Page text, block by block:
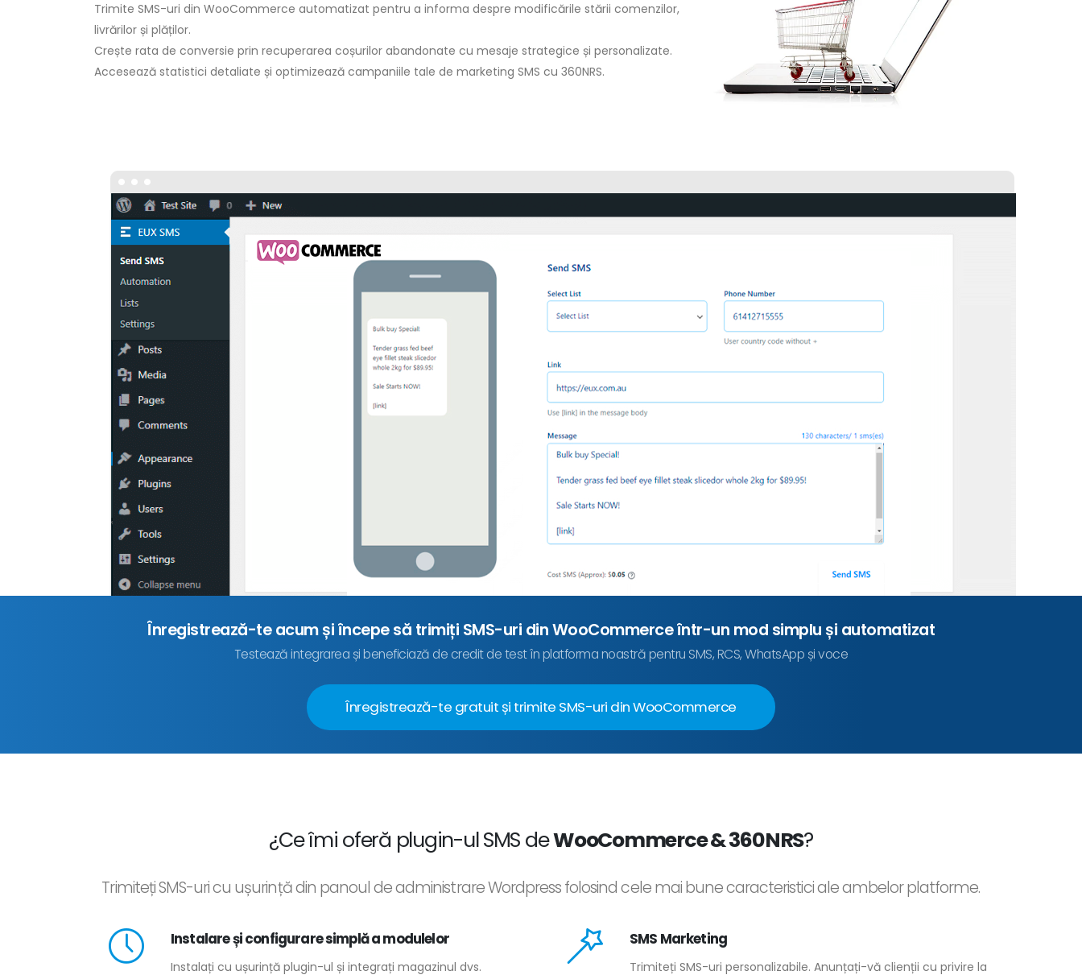
Trimite SMS-uri din WooCommerce automatizat pentru a informa despre modificările stării comenzilor,
livrărilor și plăților.
Crește rata de conversie prin recuperarea coșurilor abandonate cu mesaje strategice și personalizate.
Accesează statistici detaliate și optimizează campaniile tale de marketing SMS cu 360NRS.
Înregistrează-te acum și începe să trimiți SMS-uri din WooCommerce într-un mod simplu și automatizat
Testează integrarea și beneficiază de credit de test în platforma noastră pentru SMS, RCS, WhatsApp și voce
Înregistrează-te gratuit și trimite SMS-uri din WooCommerce
¿Ce îmi oferă plugin-ul SMS deWooCommerce & 360NRS?
Trimiteți SMS-uri cu ușurință din panoul de administrare Wordpress folosind cele mai bune caracteristici ale ambelor platforme.
Instalare și configurare simplă a modulelor
Instalați cu ușurință plugin-ul și integrați magazinul dvs.
SMS Marketing
Trimiteți SMS-uri personalizabile. Anunțați-vă clienții cu privire la